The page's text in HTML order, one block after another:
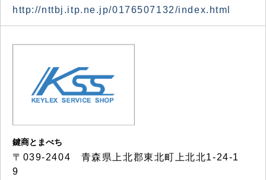
http://nttbj.itp.ne.jp/0176507132/index.html
鍵商とまべち
〒039-2404 青森県上北郡東北町上北北1-24-1
9